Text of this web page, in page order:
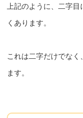
上記のように、二字目
くあります。
これは二字だけでな
ます。